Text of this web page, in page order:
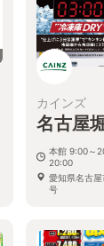
カインズ
名古屋
本館 9:00～
20:00
愛知県名古
号